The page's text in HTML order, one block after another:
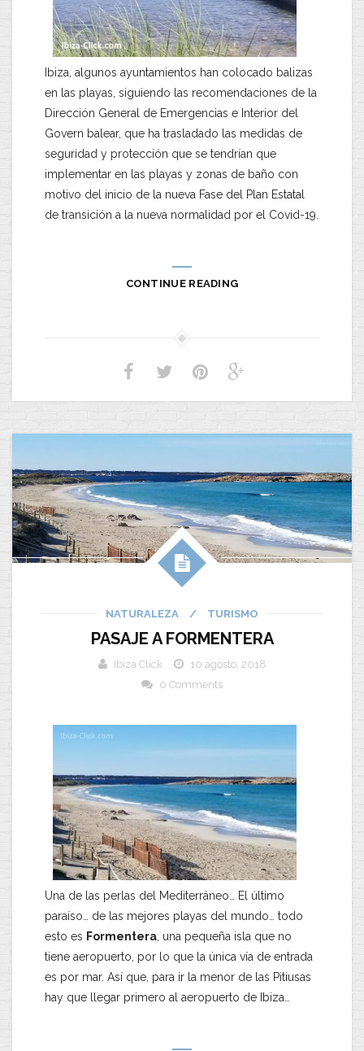
Ibiza, algunos ayuntamientos han colocado balizas
en las playas, siguiendo las recomendaciones de la
Dirección General de Emergencias e Interior del
Govern balear, que ha trasladado las medidas de
seguridad y protección que se tendrían que
implementar en las playas y zonas de baño con
motivo del inicio de la nueva Fase del Plan Estatal
de transición a la nueva normalidad por el Covid-19.
CONTINUE READING
NATURALEZA / TURISMO
PASAJE A FORMENTERA
Ibiza Click
10 agosto, 2018
0 Comments
Una de las perlas del Mediterráneo… El último
paraíso… de las mejores playas del mundo… todo
esto es Formentera , una pequeña isla que no
tiene aeropuerto, por lo que la única vía de entrada
es por mar. Así que, para ir la menor de las Pitiusas
hay que llegar primero al aeropuerto de Ibiza…